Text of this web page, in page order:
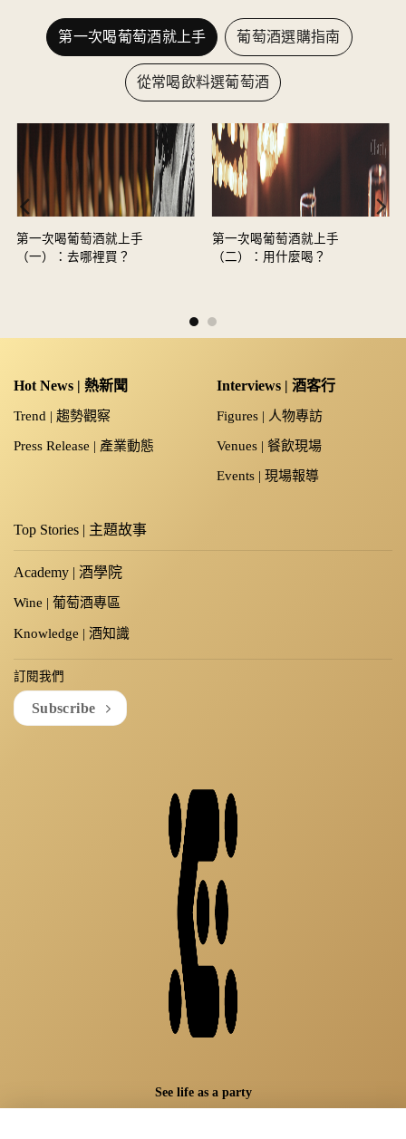
第一次喝葡萄酒就上手 葡萄酒選購指南
從常喝飲料選葡萄酒
第一次喝葡萄酒就上手
（一）：去哪裡買？
第一次喝葡萄酒就上手
（二）：用什麼喝？
See life as a party
Hot News | 熱新聞
Trend | 趨勢觀察
Press Release | 產業動態
Interviews | 酒客行
Figures | 人物專訪
Venues | 餐飲現場
Events | 現場報導
Top Stories | 主題故事
Academy | 酒學院
Wine | 葡萄酒專區
Knowledge | 酒知識
訂閱我們
Subscribe